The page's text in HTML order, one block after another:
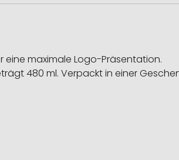
eine maximale Logo-Präsentation.
480 ml. Verpackt in einer